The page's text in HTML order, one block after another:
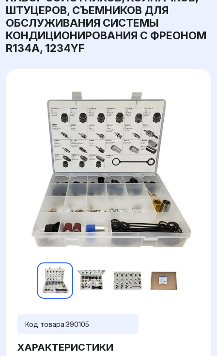
ШТУЦЕРОВ, СЪЕМНИКОВ ДЛЯ
ОБСЛУЖИВАНИЯ СИСТЕМЫ
КОНДИЦИОНИРОВАНИЯ С ФРЕОНОМ
R134A, 1234YF
Код товара:390105
ХАРАКТЕРИСТИКИ